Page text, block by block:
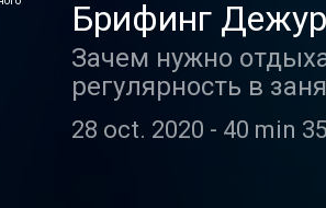
текстами.
химической. Есть
это когда
механизм
игровых
не утащить оттуда.
Брифинг
Зачем нужно
регулярность в
28 oct. 2020 - 40 min